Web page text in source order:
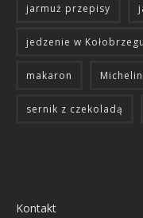
jarmuż przepisy
jedzenie w Kołobrzegu
makaron Michelin
sernik z czekoladą
Kontakt